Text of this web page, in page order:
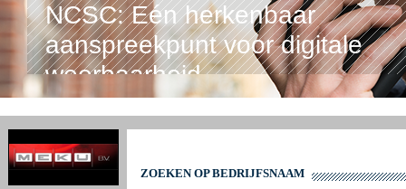
NCSC: Eén herkenbaar
aanspreekpunt voor digitale
weerbaarheid
ZOEKEN OP BEDRIJFSNAAM